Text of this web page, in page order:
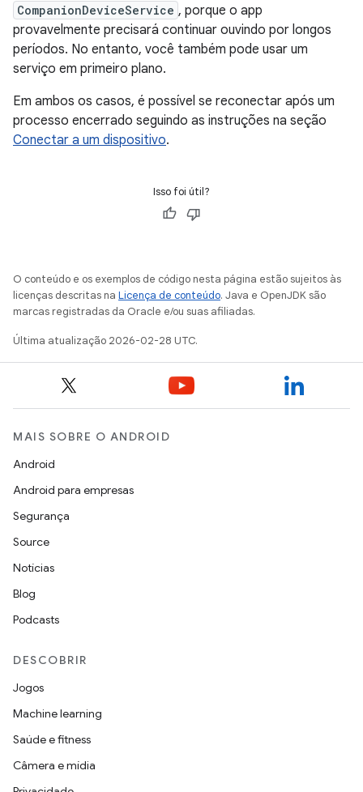
CompanionDeviceService , porque o app
provavelmente precisará continuar ouvindo por longos
períodos. No entanto, você também pode usar um
serviço em primeiro plano.
Em ambos os casos, é possível se reconectar após um
processo encerrado seguindo as instruções na seção
Conectar a um dispositivo.
Isso foi útil?
O conteúdo e os exemplos de código nesta página estão sujeitos às
licenças descritas na Licença de conteúdo. Java e OpenJDK são
marcas registradas da Oracle e/ou suas afiliadas.
Última atualização 2026-02-28 UTC.
MAIS SOBRE O ANDROID
Android
Android para empresas
Segurança
Source
Notícias
Blog
Podcasts
DESCOBRIR
Jogos
Machine learning
Saúde e fitness
Câmera e mídia